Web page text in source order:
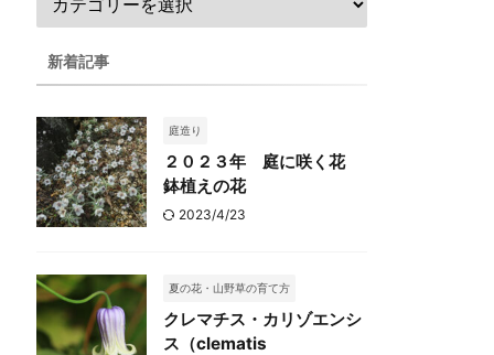
新着記事
庭造り
２０２３年 庭に咲く花
鉢植えの花
2023/4/23
夏の花・山野草の育て方
クレマチス・カリゾエンシ
ス（clematis